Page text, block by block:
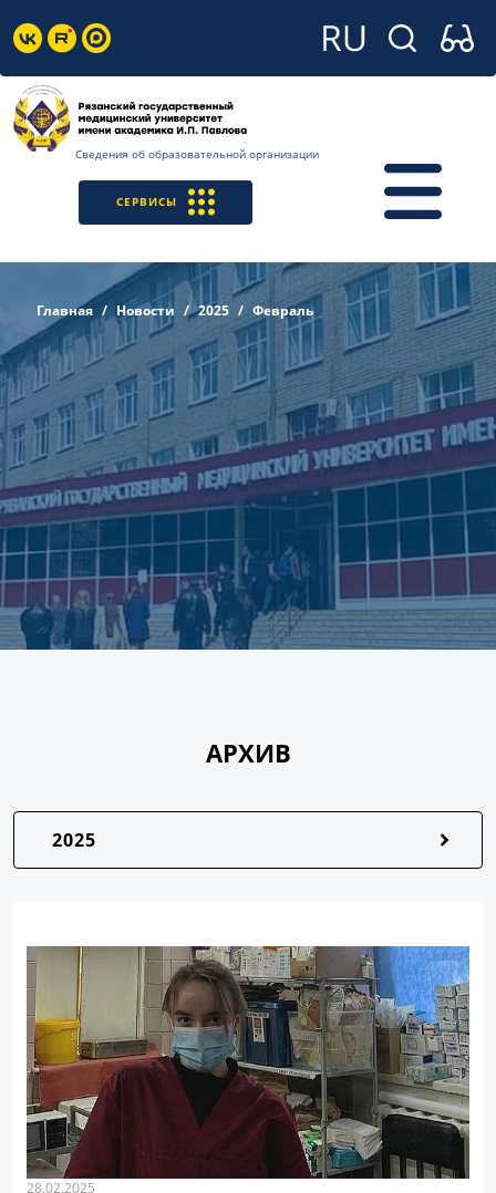
Сведения об образовательной организации
СЕРВИСЫ
Главная Новости 2025 Февраль
АРХИВ
2025
28.02.2025